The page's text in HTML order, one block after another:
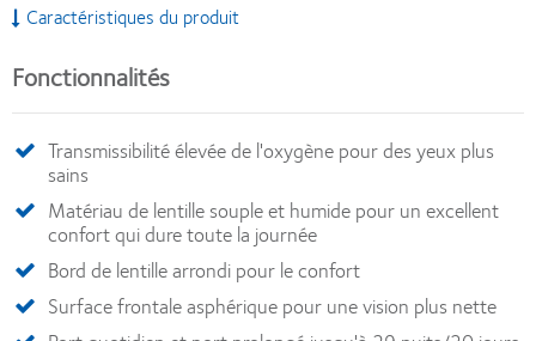
Caractéristiques du produit
Fonctionnalités
Transmissibilité élevée de l'oxygène pour des yeux plus
sains
Matériau de lentille souple et humide pour un excellent
confort qui dure toute la journée
Bord de lentille arrondi pour le confort
Surface frontale asphérique pour une vision plus nette